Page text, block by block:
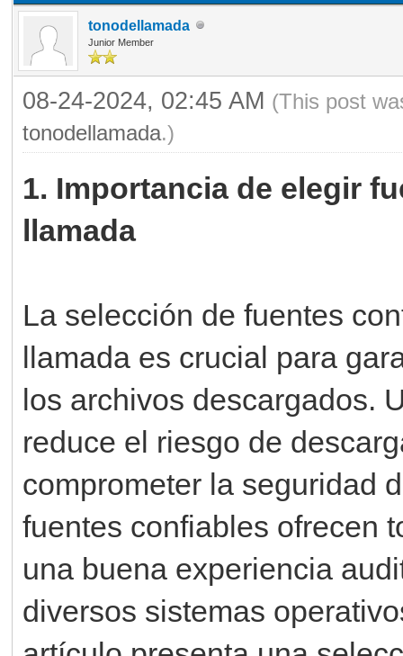
tonodellamada
Junior Member
08-24-2024, 02:45 AM (This post
tonodellamada.)
1. Importancia de elegir
llamada
La selección de fuentes
llamada es crucial para
los archivos descargados.
reduce el riesgo de
comprometer la seguridad
fuentes confiables ofrecen
una buena experiencia
diversos sistemas